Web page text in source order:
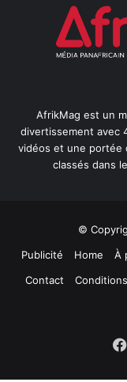
AfrikMag est un
divertissement avec
vidéos et une portée
classés dans
©
Publicité
Home À
Contact